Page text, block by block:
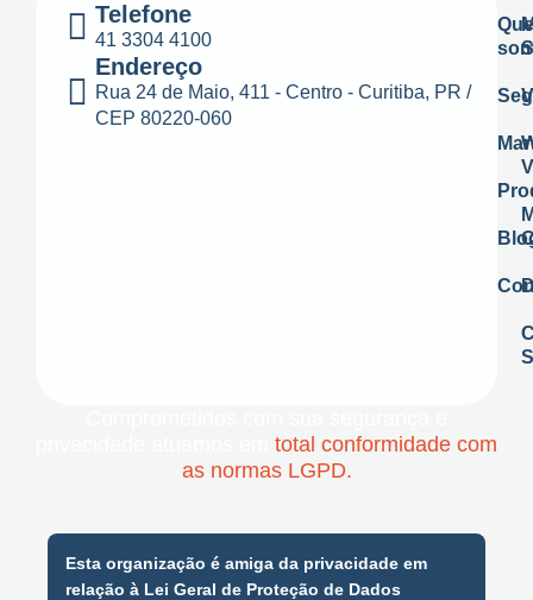
a
g
r
a
o
i
Telefone
41 3304 4100
Endereço
Rua 24 de Maio, 411 - Centro - Curitiba, PR /
CEP 80220-060
total conformidade com
as normas LGPD.
Esta organização é amiga da privacidade em
relação à Lei Geral de Proteção de Dados